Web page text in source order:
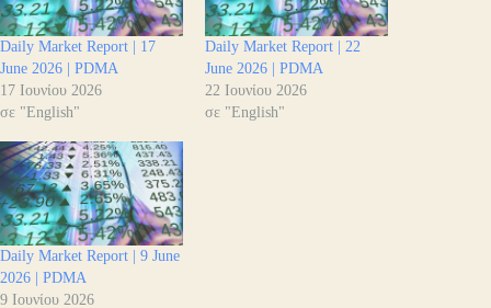
Daily Market Report | 17
June 2026 | PDMA
17 Ιουνίου 2026
σε "English"
Daily Market Report | 22
June 2026 | PDMA
22 Ιουνίου 2026
σε "English"
Daily Market Report | 9 June
2026 | PDMA
9 Ιουνίου 2026